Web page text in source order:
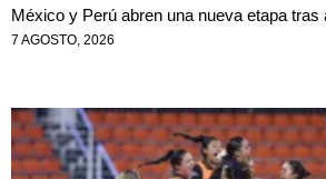
México y Perú abren una nueva etapa tras
7 AGOSTO, 2026